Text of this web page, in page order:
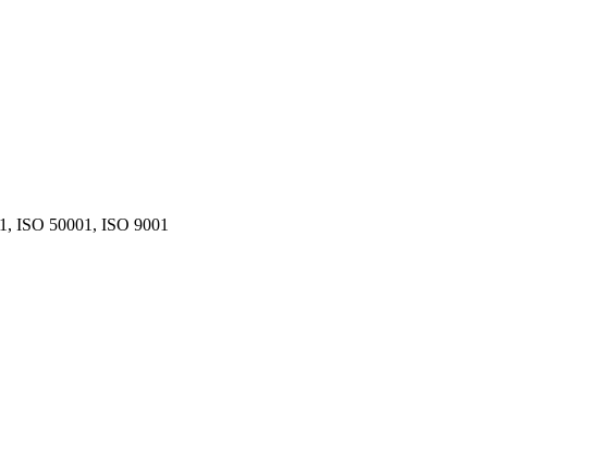
ISO 50001, ISO 9001